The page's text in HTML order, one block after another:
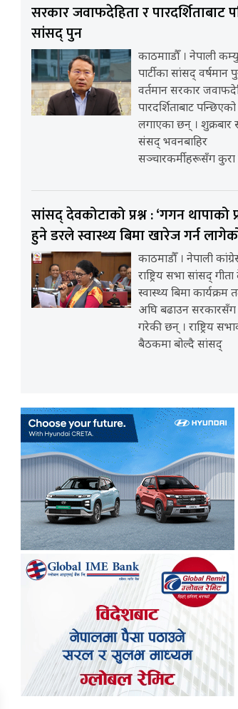
सरकार जवाफदेहिता र पारदर्शिताबाट
सांसद् पुन
काठमााडौँ । नेपाली
पार्टीका सांसद् वर्षमान
वर्तमान सरकार
पारदर्शिताबाट
लगाएका छन् । शुक्रबार
संसद् भवनबाहिर
सञ्चारकर्मीहरूसँग कुरा
सांसद् देवकोटाको प्रश्न : ‘गगन थापाको
हुने डरले स्वास्थ्य बिमा खारेज गर्न
काठमाडौँ । नेपाली
राष्ट्रिय सभा सांसद्
स्वास्थ्य बिमा कार्यक्रम
अघि बढाउन सरकारसँग
गरेकी छन् । राष्ट्रिय
बैठकमा बोल्दै सांसद्